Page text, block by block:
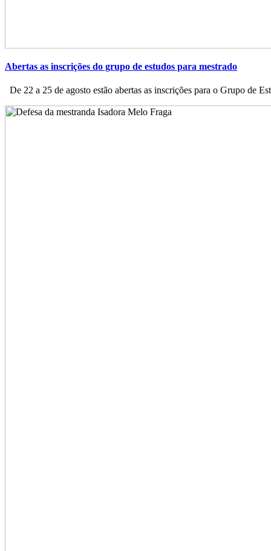
Abertas as inscrições do grupo de estudos para mestrado
De 22 a 25 de agosto estão abertas as inscrições para o Grupo de